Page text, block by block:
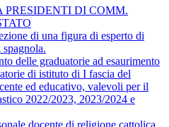
PRESIDENTI DI COMM.
di una figura di esperto di
delle graduatorie ad esaurimento
di istituto di I fascia del
ed educativo, valevoli per il
2022/2023, 2023/2024 e